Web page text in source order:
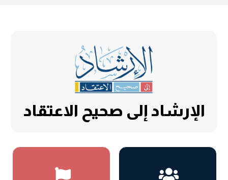
الإرشاد إلى صحيح الاعتقاد